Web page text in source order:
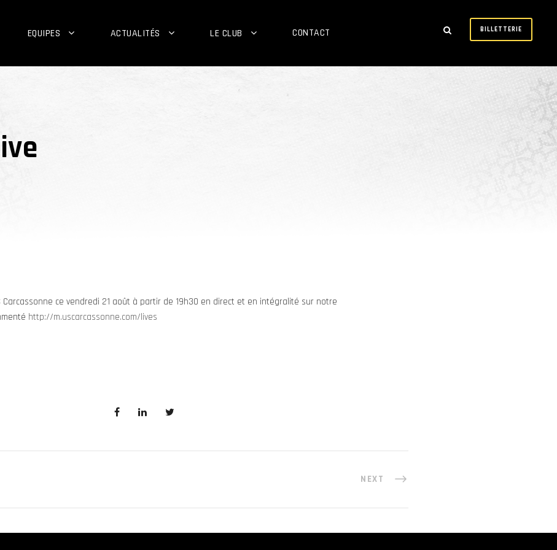
EQUIPES ACTUALITÉS LE CLUB CONTACT BILLETTERIE
Carcassonne ce vendredi 21 août à partir de 19h30 en direct et en intégralité sur notre
http://m.uscarcassonne.com/lives
NEXT